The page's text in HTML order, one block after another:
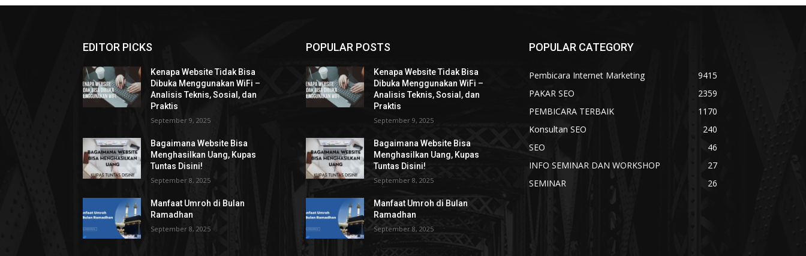
EDITOR PICKS
Kenapa Website Tidak Bisa
Dibuka Menggunakan WiFi –
Analisis Teknis, Sosial, dan
Praktis
September 9, 2025
Bagaimana Website Bisa
Menghasilkan Uang, Kupas
Tuntas Disini!
September 8, 2025
Manfaat Umroh di Bulan
Ramadhan
September 8, 2025
POPULAR POSTS
Kenapa Website Tidak Bisa
Dibuka Menggunakan WiFi –
Analisis Teknis, Sosial, dan
Praktis
September 9, 2025
Bagaimana Website Bisa
Menghasilkan Uang, Kupas
Tuntas Disini!
September 8, 2025
Manfaat Umroh di Bulan
Ramadhan
September 8, 2025
POPULAR CATEGORY
Pembicara Internet Marketing
9415
PAKAR SEO
2359
PEMBICARA TERBAIK
1170
Konsultan SEO
240
SEO
46
INFO SEMINAR DAN WORKSHOP
27
SEMINAR
26